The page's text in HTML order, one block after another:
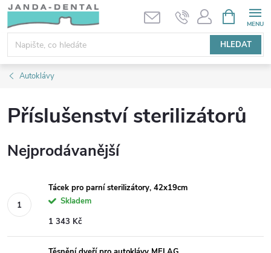
Přejít
obsah
HLEDAT
NÁKUPNÍ
KOŠÍK
Autoklávy
Příslušenství sterilizátorů
Nejprodávanější
Tácek pro parní sterilizátory, 42x19cm
Skladem
1 343 Kč